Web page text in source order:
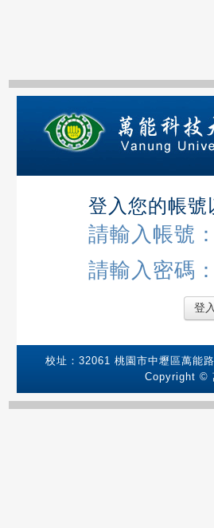
登入您的帳號
請輸入帳號
請輸入密碼
登
校址：32061 桃園市中壢區萬能
Copyright ©